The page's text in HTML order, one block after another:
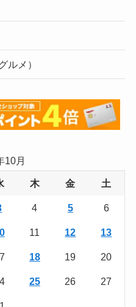
ルメ）
10月
木 金 土
4 5 6
11 12 13
18 19 20
25 26 27